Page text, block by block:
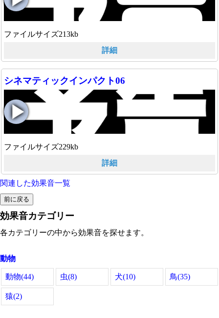
ファイルサイズ213kb
詳細
シネマティックインパクト06
ファイルサイズ229kb
詳細
関連した効果音一覧
効果音カテゴリー
各カテゴリーの中から効果音を探せます。
動物
動物(44) 虫(8) 犬(10) 鳥(35)
猿(2)